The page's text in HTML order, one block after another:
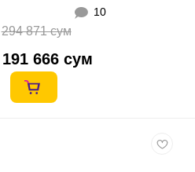
10
294 871 сум
191 666 сум